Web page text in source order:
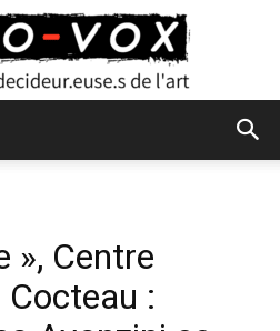
VOX
», Centre
: